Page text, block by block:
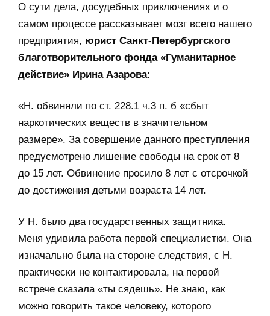
О сути дела, досудебных приключениях и о
самом процессе рассказывает мозг всего нашего
предприятия, юрист Санкт-Петербургского
благотворительного фонда «Гуманитарное
действие» Ирина Азарова:
«Н. обвиняли по ст. 228.1 ч.3 п. б «сбыт
наркотических веществ в значительном
размере». За совершение данного преступления
предусмотрено лишение свободы на срок от 8
до 15 лет. Обвинение просило 8 лет с отсрочкой
до достижения детьми возраста 14 лет.
У Н. было два государственных защитника.
Меня удивила работа первой специалистки. Она
изначально была на стороне следствия, с Н.
практически не контактировала, на первой
встрече сказала «ты сядешь». Не знаю, как
можно говорить такое человеку, которого